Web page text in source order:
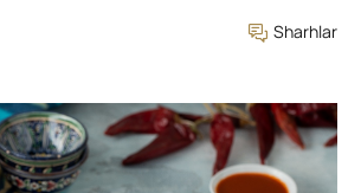
Sharhlar